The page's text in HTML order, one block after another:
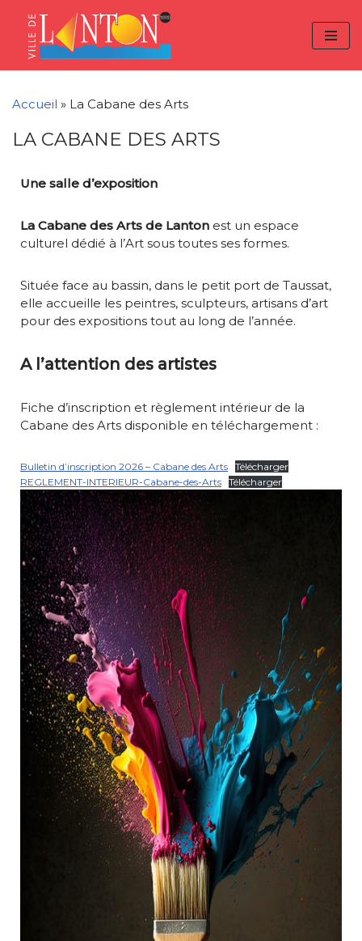
Content
navigation
Aller
Accueil » La Cabane des Arts
LA CABANE DES ARTS
Une salle d’exposition
La Cabane des Arts de Lanton est un espace
culturel dédié à l’Art sous toutes ses formes.
Située face au bassin, dans le petit port de Taussat,
elle accueille les peintres, sculpteurs, artisans d’art
pour des expositions tout au long de l’année.
A l’attention des artistes
Fiche d’inscription et règlement intérieur de la
Cabane des Arts disponible en téléchargement :
Bulletin d’inscription 2026 – Cabane des Arts Télécharger
REGLEMENT-INTERIEUR-Cabane-des-Arts Télécharger
Panneau de gestion des cookies